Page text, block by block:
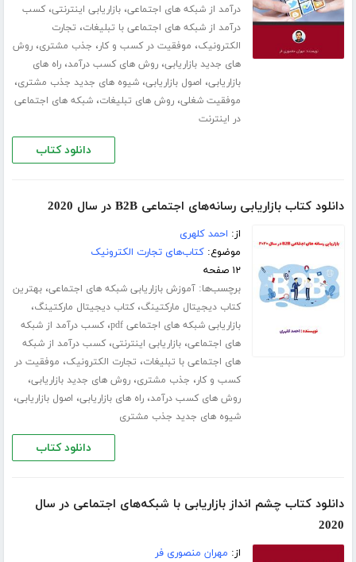
درآمد از شبکه های اجتماعی،بازاریابی اینترنتی،کسب
درآمد از شبکه های اجتماعی با تبلیغات، تجارت
الکترونیک، موفقیت در کسب و کار، جذب مشتری،روش
های جدید بازاریابی،روش های کسب درآمد،راه های
بازاریابی، اصول بازاریابی،شیوه های جدید جذب مشتری،
موفقیت شغلی،روش های تبلیغات،شبکه های اجتماعی
در اینترنت
دانلود کتاب
دانلود کتاب بازاریابی رسانه‌های اجتماعی B2B در سال 2020
از: احمد کلهری
موضوع:کتاب‌های تجارت الکترونیک
۱۲ صفحه
برچسب‌ها:آموزش بازاریابی شبکه های اجتماعی،بهترین
کتاب دیجیتال مارکتینگ،کتاب دیجیتال مارکتینگ،
بازاریابی شبکه های اجتماعی pdf ،کسب درآمد از شبکه
های اجتماعی،بازاریابی اینترنتی،کسب درآمد از شبکه
های اجتماعی با تبلیغات، تجارت الکترونیک، موفقیت در
کسب و کار، جذب مشتری،روش های جدید بازاریابی،
روش های کسب درآمد،راه های بازاریابی، اصول بازاریابی،
شیوه های جدید جذب مشتری
دانلود کتاب
دانلود کتاب چشم انداز بازاریابی با شبکه‌های اجتماعی در سال
2020
از: مهران منصوری فر